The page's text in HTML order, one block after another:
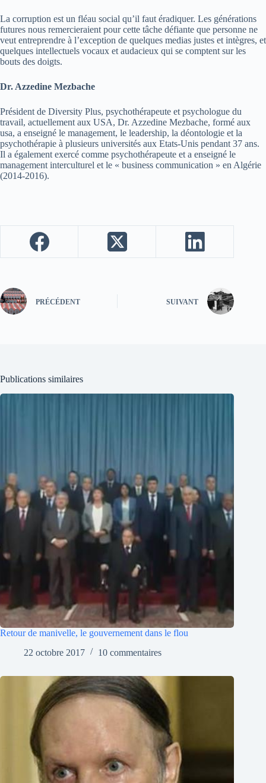
La corruption est un fléau social qu’il faut éradiquer. Les générations
futures nous remercieraient pour cette tâche défiante que personne ne
veut entreprendre à l’exception de quelques medias justes et intègres, et
quelques intellectuels vocaux et audacieux qui se comptent sur les
bouts des doigts.
Dr. Azzedine Mezbache
Président de Diversity Plus, psychothérapeute et psychologue du
travail, actuellement aux USA, Dr. Azzedine Mezbache, formé aux
usa, a enseigné le management, le leadership, la déontologie et la
psychothérapie à plusieurs universités aux Etats-Unis pendant 37 ans.
Il a également exercé comme psychothérapeute et a enseigné le
management interculturel et le « business communication » en Algérie
(2014-2016).
PRÉCÉDENT SUIVANT
Publications similaires
Retour de manivelle, le gouvernement dans le flou
22 octobre 2017
10 commentaires